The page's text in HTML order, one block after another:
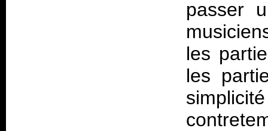
passer
les
les